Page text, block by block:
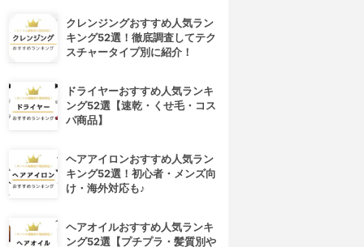
クレンジングおすすめ人気ラン
キング52選！徹底調査してテク
スチャータイプ別に紹介！
ドライヤーおすすめ人気ランキ
ング52選【速乾・くせ毛・コス
パ商品】
ヘアアイロンおすすめ人気ラン
キング52選！初心者・メンズ向
け・海外対応も♪
ヘアオイルおすすめ人気ランキ
ング52選【プチプラ・髪質別や